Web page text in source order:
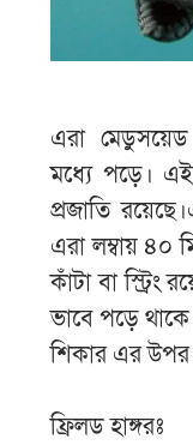
এরা মেডুসয়েড
মধ্যে পড়ে। এই
প্রজাতি
এরা লম্বায় ৪০
কাঁটা বা স্ট্রিং
ভাবে পড়ে
শিকার এর
ফ্রিলড হাঙ্গরঃ